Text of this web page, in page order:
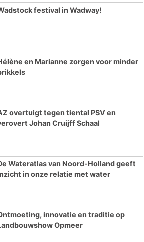
festival in Wadway!
en Marianne zorgen voor minder
overtuigt tegen tiental PSV en
Johan Cruijff Schaal
Wateratlas van Noord-Holland geeft
in onze relatie met water
innovatie en traditie op
Opmeer